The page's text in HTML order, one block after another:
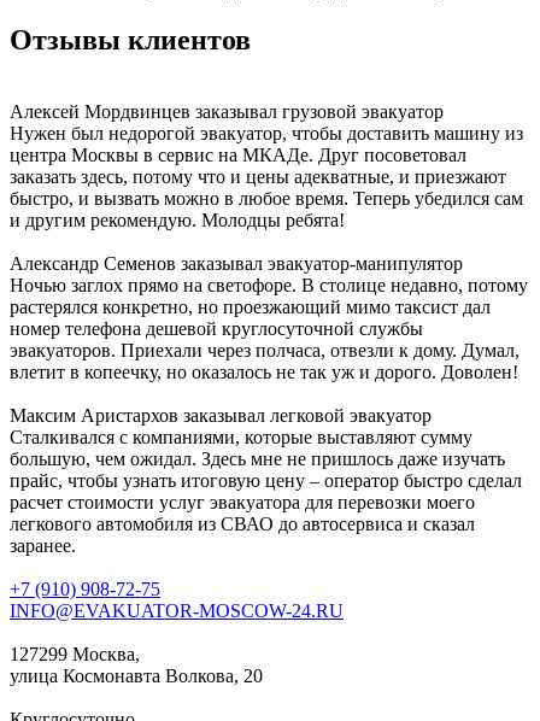
Отзывы клиентов
Алексей Мордвинцев заказывал грузовой эвакуатор
Нужен был недорогой эвакуатор, чтобы доставить машину из
центра Москвы в сервис на МКАДе. Друг посоветовал
заказать здесь, потому что и цены адекватные, и приезжают
быстро, и вызвать можно в любое время. Теперь убедился сам
и другим рекомендую. Молодцы ребята!
Александр Семенов заказывал эвакуатор-манипулятор
Ночью заглох прямо на светофоре. В столице недавно, потому
растерялся конкретно, но проезжающий мимо таксист дал
номер телефона дешевой круглосуточной службы
эвакуаторов. Приехали через полчаса, отвезли к дому. Думал,
влетит в копеечку, но оказалось не так уж и дорого. Доволен!
Максим Аристархов заказывал легковой эвакуатор
Сталкивался с компаниями, которые выставляют сумму
большую, чем ожидал. Здесь мне не пришлось даже изучать
прайс, чтобы узнать итоговую цену – оператор быстро сделал
расчет стоимости услуг эвакуатора для перевозки моего
легкового автомобиля из СВАО до автосервиса и сказал
заранее.
+7 (910) 908-72-75
INFO@EVAKUATOR-MOSCOW-24.RU
127299 Москва,
улица Космонавта Волкова, 20